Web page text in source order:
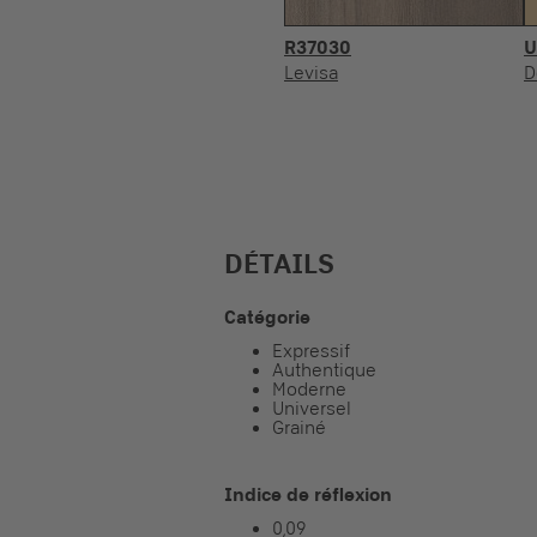
R37030
Levisa
DÉTAILS
Catégorie
Expressif
Authentique
Moderne
Universel
Grainé
Indice de réflexion
0,09